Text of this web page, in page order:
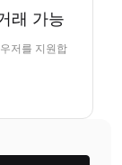
래 가능
저를 지원합